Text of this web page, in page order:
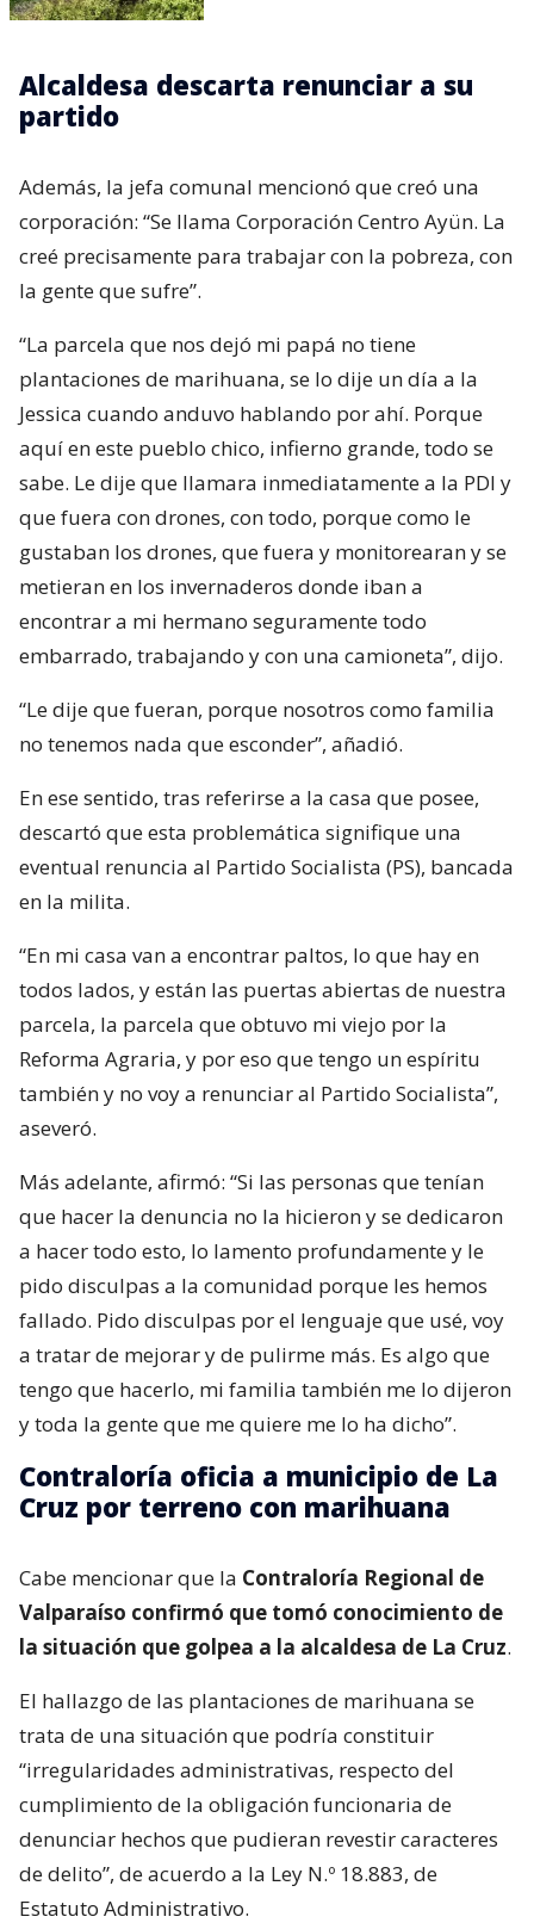
Alcaldesa descarta renunciar a su
partido
Además, la jefa comunal mencionó que creó una
corporación: “Se llama Corporación Centro Ayün. La
creé precisamente para trabajar con la pobreza, con
la gente que sufre”.
“La parcela que nos dejó mi papá no tiene
plantaciones de marihuana, se lo dije un día a la
Jessica cuando anduvo hablando por ahí. Porque
aquí en este pueblo chico, infierno grande, todo se
sabe. Le dije que llamara inmediatamente a la PDI y
que fuera con drones, con todo, porque como le
gustaban los drones, que fuera y monitorearan y se
metieran en los invernaderos donde iban a
encontrar a mi hermano seguramente todo
embarrado, trabajando y con una camioneta”, dijo.
“Le dije que fueran, porque nosotros como familia
no tenemos nada que esconder”, añadió.
En ese sentido, tras referirse a la casa que posee,
descartó que esta problemática signifique una
eventual renuncia al Partido Socialista (PS), bancada
en la milita.
“En mi casa van a encontrar paltos, lo que hay en
todos lados, y están las puertas abiertas de nuestra
parcela, la parcela que obtuvo mi viejo por la
Reforma Agraria, y por eso que tengo un espíritu
también y no voy a renunciar al Partido Socialista”,
aseveró.
Más adelante, afirmó: “Si las personas que tenían
que hacer la denuncia no la hicieron y se dedicaron
a hacer todo esto, lo lamento profundamente y le
pido disculpas a la comunidad porque les hemos
fallado. Pido disculpas por el lenguaje que usé, voy
a tratar de mejorar y de pulirme más. Es algo que
tengo que hacerlo, mi familia también me lo dijeron
y toda la gente que me quiere me lo ha dicho”.
Contraloría oficia a municipio de La
Cruz por terreno con marihuana
Cabe mencionar que la Contraloría Regional de
Valparaíso confirmó que tomó conocimiento de
la situación que golpea a la alcaldesa de La Cruz.
El hallazgo de las plantaciones de marihuana se
trata de una situación que podría constituir
“irregularidades administrativas, respecto del
cumplimiento de la obligación funcionaria de
denunciar hechos que pudieran revestir caracteres
de delito”, de acuerdo a la Ley N.º 18.883, de
Estatuto Administrativo.